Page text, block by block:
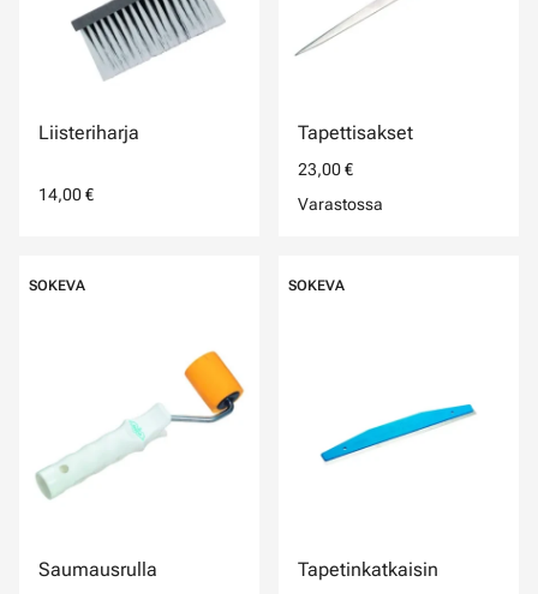
Liisteriharja
14,00 €
Tapettisakset
23,00 €
Varastossa
SOKEVA
Saumausrulla
SOKEVA
Tapetinkatkaisin